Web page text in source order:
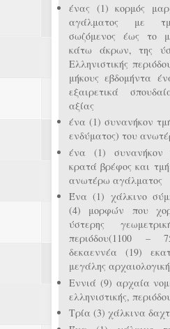
ένας (1) κορμός
αγάλματος με
σωζόμενος έως το
κάτω άκρων, της
Ελληνιστικής
μήκους εβδομήντα
εξαιρετικά
αξίας
ένα (1) συνανήκον
ενδύματος) του
ένα (1) συνανήκον
κρατά βρέφος και
ανωτέρω αγάλματος
Ένα (1) χάλκινο
(4) μορφών που
ύστερης
περιόδου(1100 –
δεκαεννέα (19)
μεγάλης
Εννιά (9) αρχαία
ελληνιστικής,
Τρία (3) χάλκινα